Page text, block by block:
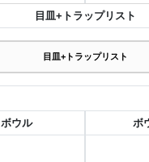
目皿+トラップリスト
目皿+トラップリスト
ボウル ボ